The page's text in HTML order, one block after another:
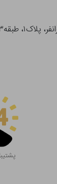
پشتيباني